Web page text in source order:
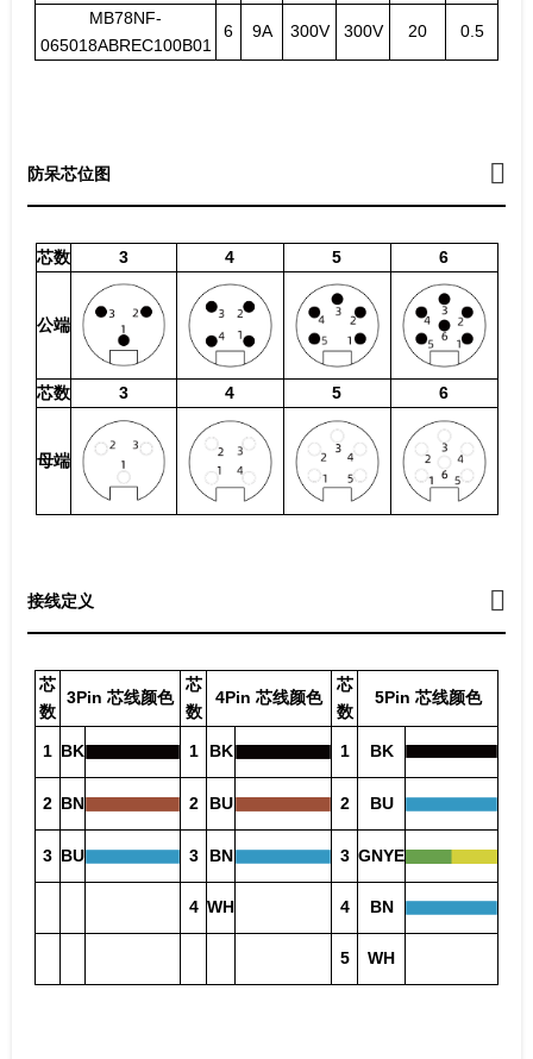
MB78NF-
065018ABREC100B01
6 9A 300V 300V 20 0.5
防呆芯位图
芯数 3 4 5 6
公端
芯数 3 4 5 6
母端
接线定义
芯
数
3Pin 芯线颜色
芯
数
4Pin 芯线颜色
芯
数
5Pin 芯线颜色
1 BK 1 BK 1 BK
2 BN 2 BU 2 BU
3 BU 3 BN 3 GNYE
4 WH 4 BN
5 WH